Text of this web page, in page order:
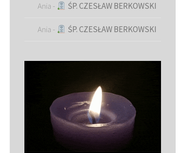
Ania - ŚP. CZESŁAW BERKOWSKI
Ania - ŚP. CZESŁAW BERKOWSKI